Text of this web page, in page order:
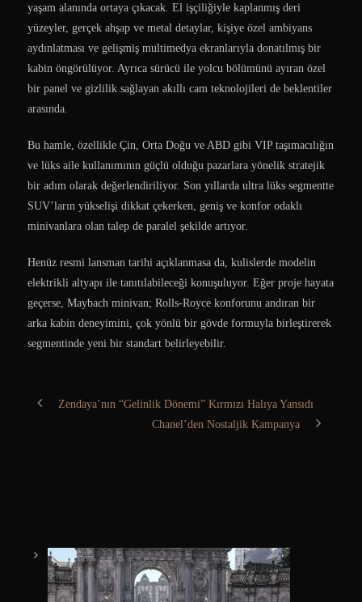
yaşam alanında ortaya çıkacak. El işçiliğiyle kaplanmış deri
yüzeyler, gerçek ahşap ve metal detaylar, kişiye özel ambiyans
aydınlatması ve gelişmiş multimedya ekranlarıyla donatılmış bir
kabin öngörülüyor. Ayrıca sürücü ile yolcu bölümünü ayıran özel
bir panel ve gizlilik sağlayan akıllı cam teknolojileri de beklentiler
arasında.
Bu hamle, özellikle Çin, Orta Doğu ve ABD gibi VIP taşımacılığın
ve lüks aile kullanımının güçlü olduğu pazarlara yönelik stratejik
bir adım olarak değerlendiriliyor. Son yıllarda ultra lüks segmentte
SUV’ların yükselişi dikkat çekerken, geniş ve konfor odaklı
minivanlara olan talep de paralel şekilde artıyor.
Henüz resmi lansman tarihi açıklanmasa da, kulislerde modelin
elektrikli altyapı ile tanıtılabileceği konuşuluyor. Eğer proje hayata
geçerse, Maybach minivan; Rolls-Royce konforunu andıran bir
arka kabin deneyimini, çok yönlü bir gövde formuyla birleştirerek
segmentinde yeni bir standart belirleyebilir.
Zendaya’nın “Gelinlik Dönemi” Kırmızı Halıya Yansıdı
Chanel’den Nostaljik Kampanya